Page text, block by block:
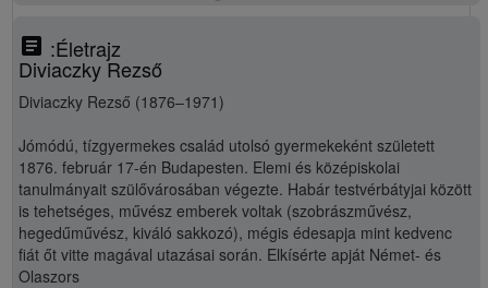
article :Életrajz
Diviaczky Rezső
Diviaczky Rezső (1876–1971)
Jómódú, tízgyermekes család utolsó gyermekeként született
1876. február 17-én Budapesten. Elemi és középiskolai
tanulmányait szülővárosában végezte. Habár testvérbátyjai között
is tehetséges, művész emberek voltak (szobrászművész,
hegedűművész, kiváló sakkozó), mégis édesapja mint kedvenc
fiát őt vitte magával utazásai során. Elkísérte apját Német- és
Olaszors